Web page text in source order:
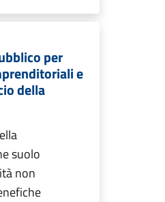
per
e
della
suolo
non